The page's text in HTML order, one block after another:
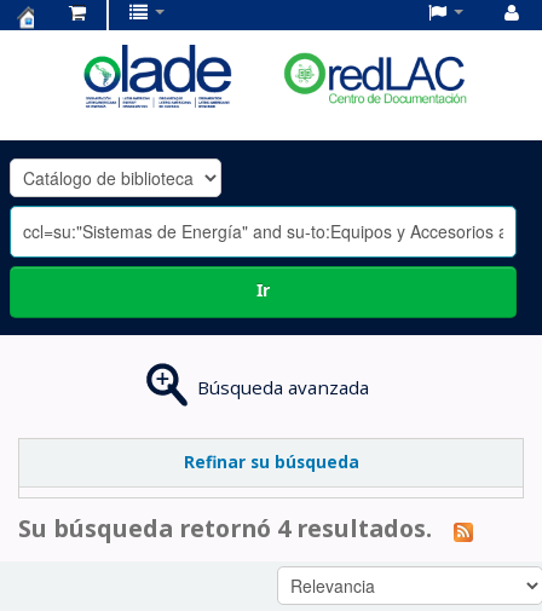
OLADE
-
Ir
Búsqueda avanzada
Refinar su búsqueda
Su búsqueda retornó 4 resultados.